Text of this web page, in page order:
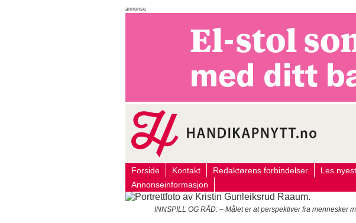
annonse
Forside Kontakt Redaktørens forbindelser Les
Annonseinformasjon
INNSPILL OG RÅD: – Målet er at perspektiver fra mennesker